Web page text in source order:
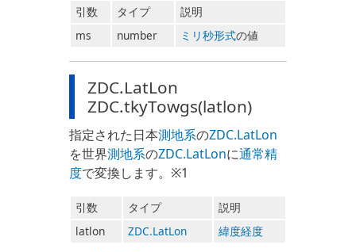
引数 タイプ
説明
ms
number ミリ秒形式の値
ZDC.LatLon
ZDC.tkyTowgs(latlon)
指定された日本測地系のZDC.LatLon
を世界測地系のZDC.LatLonに通常精
度で変換します。※1
引数 タイプ
説明
latlon
ZDC.LatLon 緯度経度